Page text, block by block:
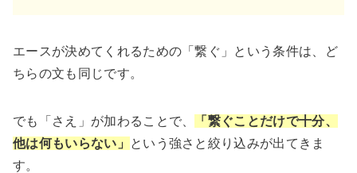
エースが決めてくれるための「繋ぐ」という条件は、ど
ちらの文も同じです。
でも「さえ」が加わることで、
「繋ぐことだけで十分、
他は何もいらない」
という強さと絞り込みが出てきま
す。